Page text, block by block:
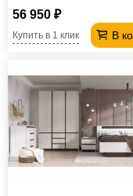
56 950 ₽
В
Купить в 1 клик